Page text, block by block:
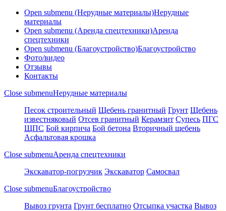
Open submenu (Нерудные материалы)Нерудные
материалы
Open submenu (Аренда спецтехники)Аренда
спецтехники
Open submenu (Благоустройство)Благоустройство
Фото/видео
Отзывы
Контакты
Close submenuНерудные материалы
Песок строительный Щебень гранитный Грунт Щебень
известняковый Отсев гранитный Керамзит Супесь ПГС
ЩПС Бой кирпича Бой бетона Вторичный щебень
Асфальтовая крошка
Close submenuАренда спецтехники
Экскаватор-погрузчик Экскаватор Самосвал
Close submenuБлагоустройство
Вывоз грунта Грунт бесплатно Отсыпка участка Вывоз